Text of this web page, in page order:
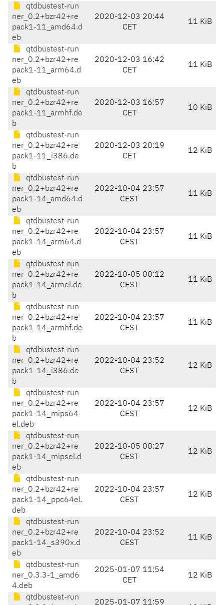
qtdbustest-run
ner_0.2+bzr42+re
pack1-11_amd64.d
eb
2020-12-03 20:44
CET
11 KiB
qtdbustest-run
ner_0.2+bzr42+re
pack1-11_arm64.d
eb
2020-12-03 16:42
CET
11 KiB
qtdbustest-run
ner_0.2+bzr42+re
pack1-11_armhf.de
b
2020-12-03 16:57
CET
10 KiB
qtdbustest-run
ner_0.2+bzr42+re
pack1-11_i386.de
b
2020-12-03 20:19
CET
12 KiB
qtdbustest-run
ner_0.2+bzr42+re
pack1-14_amd64.d
eb
2022-10-04 23:57
CEST
11 KiB
qtdbustest-run
ner_0.2+bzr42+re
pack1-14_arm64.d
eb
2022-10-04 23:57
CEST
11 KiB
qtdbustest-run
ner_0.2+bzr42+re
pack1-14_armel.de
b
2022-10-05 00:12
CEST
11 KiB
qtdbustest-run
ner_0.2+bzr42+re
pack1-14_armhf.de
b
2022-10-04 23:57
CEST
11 KiB
qtdbustest-run
ner_0.2+bzr42+re
pack1-14_i386.de
b
2022-10-04 23:52
CEST
12 KiB
qtdbustest-run
ner_0.2+bzr42+re
pack1-14_mips64
el.deb
2022-10-04 23:57
CEST
12 KiB
qtdbustest-run
ner_0.2+bzr42+re
pack1-14_mipsel.d
eb
2022-10-05 00:27
CEST
12 KiB
qtdbustest-run
ner_0.2+bzr42+re
pack1-14_ppc64el.
deb
2022-10-04 23:57
CEST
12 KiB
qtdbustest-run
ner_0.2+bzr42+re
pack1-14_s390x.d
eb
2022-10-04 23:52
CEST
11 KiB
qtdbustest-run
ner_0.3.3-1_amd6
4.deb
2025-01-07 11:54
CET
12 KiB
qtdbustest-run
2025-01-07 11:59